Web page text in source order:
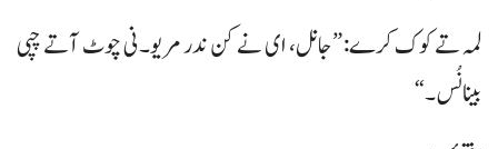
لمہ تے کوک کرے: ”جانل، ای نے کن ندر مریو۔ نی چوٹ آتے چپی
بینانُس۔“